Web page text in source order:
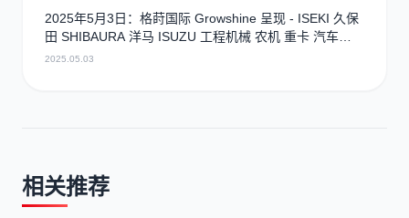
2025年5月3日：格莳国际 Growshine 呈现 - ISEKI 久保
田 SHIBAURA 洋马 ISUZU 工程机械 农机 重卡 汽车
RHF3 涡轮增压器及配件 海量现货供应
2025.05.03
相关推荐